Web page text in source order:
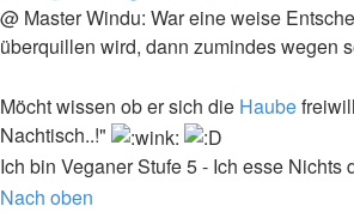
@ Master Windu: War eine weise
überquillen wird, dann zumindes wegen
Möcht wissen ob er sich die Haube
Nachtisch..!"
Ich bin Veganer Stufe 5 - Ich esse Nichts
Nach oben